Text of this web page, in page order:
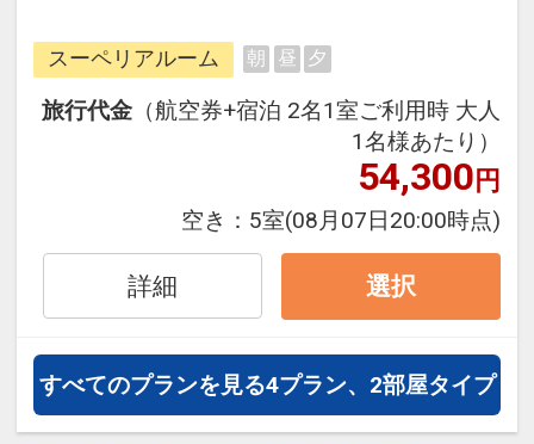
ど、オフィシャルホテルならではの
メリットが満載です。パークで大人
気のミニオンがホテルでも大騒ぎ♪
客室は落ち着いた色で上質なデザイ
ンの快適空間。エリアトップクラス
の広さを誇り、ゆったりとお寛ぎい
ただけます。
スーペリアルーム 朝 昼 夕
旅行代金 （航空券+宿泊 2名1室ご利用時 大人
1名様あたり）
54,300円
空き： 5室(08月07日20:00時点)
詳細 選択
すべてのプランを見る4プラン、2部屋タイプ